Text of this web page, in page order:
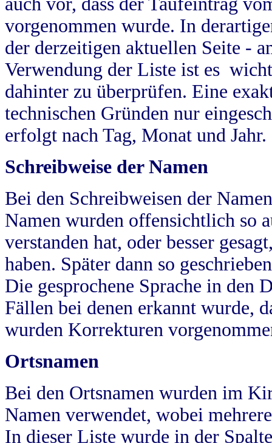
vorgenommen wurde. In
der derzeitigen aktuellen Seite -
Verwendung der Liste ist es
dahinter zu überprüfen. Eine
technischen Gründen nur
erfolgt nach Tag, Monat und Jahr.
Schreibweise der Namen
Bei den Schreibweisen der
Namen wurden offensichtlich so
verstanden hat, oder besser
haben. Später dann so
Die gesprochene Sprache in
Fällen bei denen erkannt wurde,
wurden Korrekturen
Ortsnamen
Bei den Ortsnamen wurden im
Namen verwendet, wobei
In dieser Liste wurde in der